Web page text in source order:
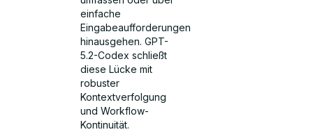
einfache
Eingabeaufforderungen
hinausgehen. GPT-
5.2-Codex schließt
diese Lücke mit
robuster
Kontextverfolgung
und Workflow-
Kontinuität.